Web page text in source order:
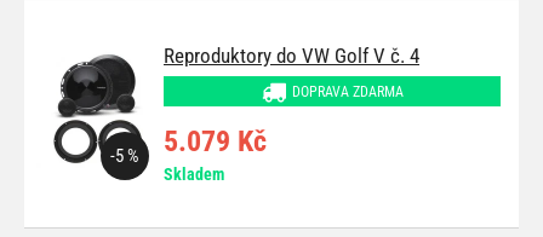
Reproduktory do VW Golf V č. 4
DOPRAVA ZDARMA
-5 % 5.079 Kč
Skladem